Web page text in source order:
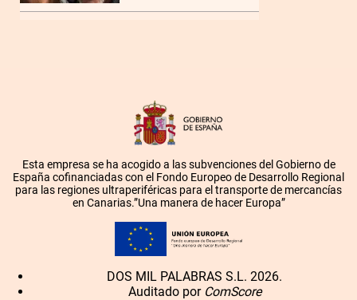
Esta empresa se ha acogido a las subvenciones del Gobierno de
España cofinanciadas con el Fondo Europeo de Desarrollo Regional
para las regiones ultraperiféricas para el transporte de mercancías
en Canarias.”Una manera de hacer Europa”
DOS MIL PALABRAS S.L. 2026.
Auditado por ComScore